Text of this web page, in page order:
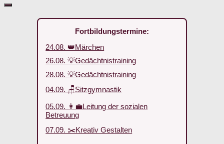
Fortbildungstermine:
24.08. 👑Märchen
26.08. 💡Gedächtnistraining
28.08. 💡Gedächtnistraining
04.09. 🪑Sitzgymnastik
05.09. 👩‍💼Leitung der sozialen
Betreuung
07.09. ✂️Kreativ Gestalten